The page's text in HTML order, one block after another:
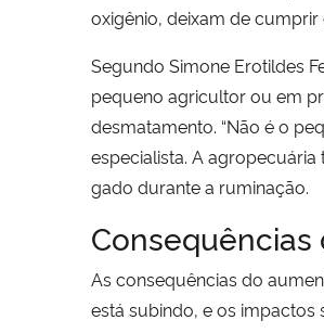
oxigênio, deixam de
Segundo Simone Erotildes
pequeno agricultor ou em
desmatamento. “Não é o
especialista. A
gado durante a ruminação.
As consequências do
está subindo, e os impactos